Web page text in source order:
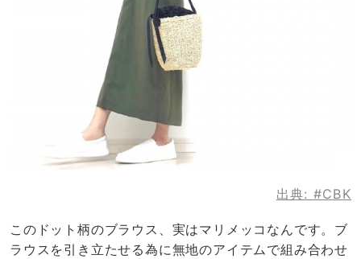
出典: #CBK
このドット柄のブラウス、実はマリメッコなんです。ブ
ラウスを引き立たせる為に無地のアイテムで組み合わせ